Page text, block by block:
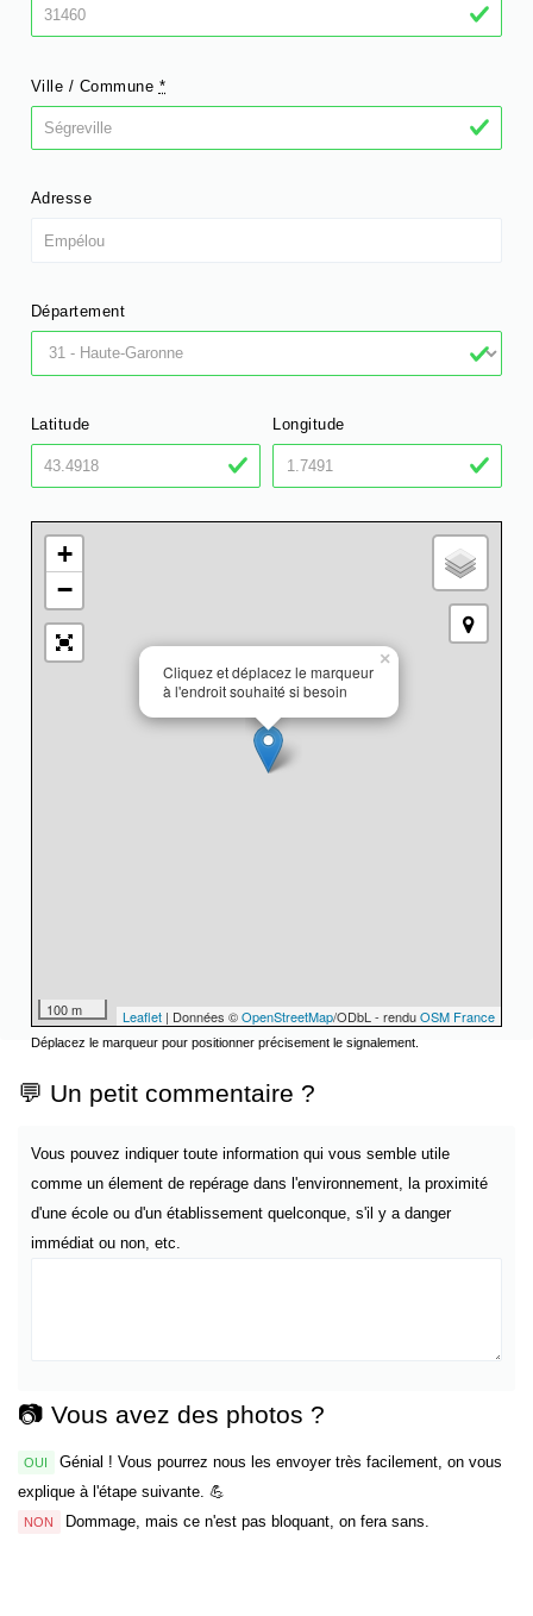
Ville / Commune *
Adresse
Département
Latitude Longitude
Cliquez et déplacez le marqueur
à l'endroit souhaité si besoin
×
+
−
100 m Leaflet | Données ©OpenStreetMap/ODbL - renduOSM France
Déplacez le marqueur pour positionner précisement le signalement.
💬 Un petit commentaire ?
Vous pouvez indiquer toute information qui vous semble utile
comme un élement de repérage dans l'environnement, la proximité
d'une école ou d'un établissement quelconque, s'il y a danger
immédiat ou non, etc.
📷 Vous avez des photos ?
OUI
Génial ! Vous pourrez nous les envoyer très facilement, on vous
explique à l'étape suivante. 💪
NON Dommage, mais ce n'est pas bloquant, on fera sans.